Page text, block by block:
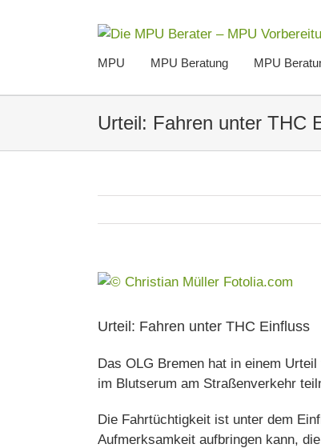
MPU MPU Beratung MPU
Urteil: Fahren unter THC
Zeige
Bild
Urteil: Fahren unter THC Einfluss
Das OLG Bremen hat in einem
im Blutserum am Straßenverkehr
Die Fahrtüchtigkeit ist unter dem
Aufmerksamkeit aufbringen kann,